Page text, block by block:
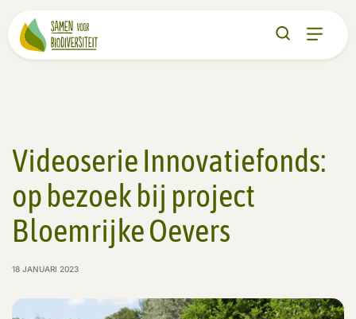
Videoserie Innovatiefonds:
op bezoek bij project
Bloemrijke Oevers
18 JANUARI 2023